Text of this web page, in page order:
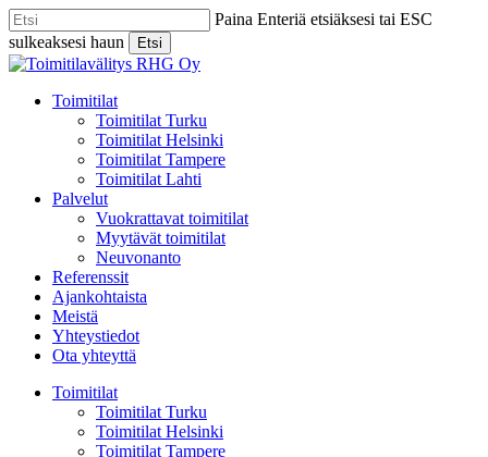
Skip
to
main
content
Paina Enteriä etsiäksesi tai ESC
sulkeaksesi haun
Etsi
Close
Menu
Toimitilat
Toimitilat Turku
Toimitilat Helsinki
Toimitilat Tampere
Toimitilat Lahti
Palvelut
Vuokrattavat toimitilat
Myytävät toimitilat
Neuvonanto
Referenssit
Ajankohtaista
Meistä
Yhteystiedot
Ota yhteyttä
Toimitilat
Toimitilat Turku
Toimitilat Helsinki
Toimitilat Tampere